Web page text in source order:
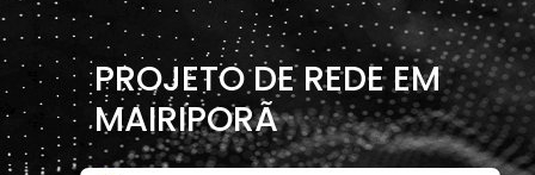
PROJETO DE REDE EM
MAIRIPORÃ